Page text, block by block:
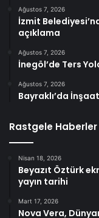
Ağustos 7, 2026
İzmit
açıklama
Ağustos 7, 2026
İnegöl’de Ters
Ağustos 7, 2026
Bayraklı’da
Rastgele Haberler
Nisan 18, 2026
Beyazıt Öztürk
yayın tarihi
Mart 17, 2026
Nova Vera,